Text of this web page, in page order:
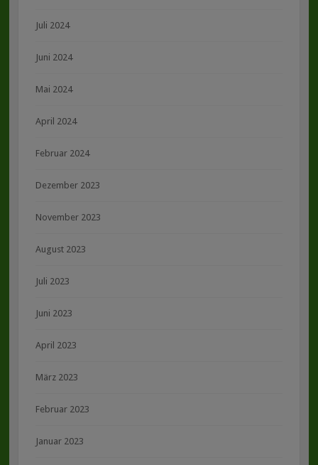
Juli 2024
Juni 2024
Mai 2024
April 2024
Februar 2024
Dezember 2023
November 2023
August 2023
Juli 2023
Juni 2023
April 2023
März 2023
Februar 2023
Januar 2023